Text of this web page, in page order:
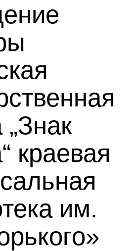
краевая
им.